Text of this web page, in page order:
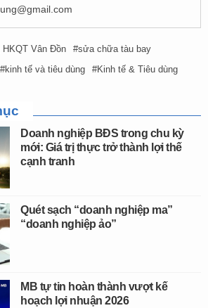
HKQT Vân Đồn
sửa chữa tàu bay
kinh tế và tiêu dùng Kinh tế & Tiêu dùng
Doanh nghiệp BĐS trong chu kỳ
mới: Giá trị thực trở thành lợi thế
cạnh tranh
Quét sạch “doanh nghiệp ma”
“doanh nghiệp ảo”
MB tự tin hoàn thành vượt kế
hoạch lợi nhuận 2026